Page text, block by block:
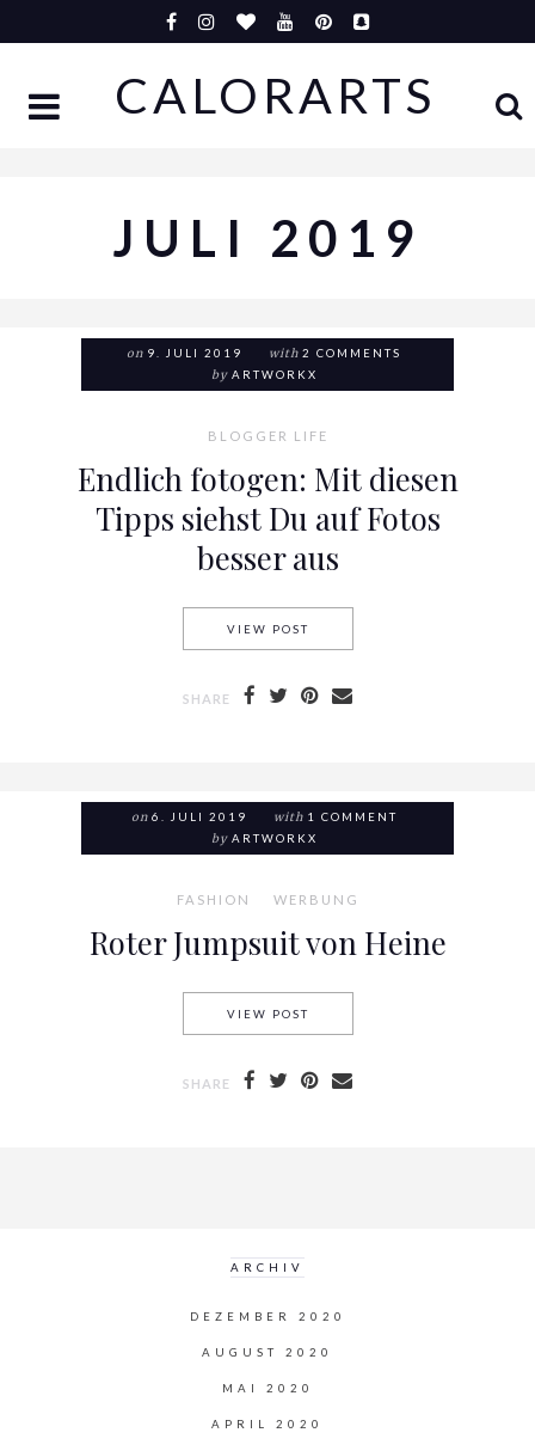
to
CALORARTS
JULI 2019
on 9. JULI 2019 with 2 COMMENTS
by ARTWORKX
BLOGGER LIFE
Endlich fotogen: Mit diesen
Tipps siehst Du auf Fotos
besser aus
VIEW POST
SHARE
on 6. JULI 2019 with 1 COMMENT
by ARTWORKX
FASHION WERBUNG
Roter Jumpsuit von Heine
VIEW POST
SHARE
ARCHIV
DEZEMBER 2020
AUGUST 2020
MAI 2020
APRIL 2020